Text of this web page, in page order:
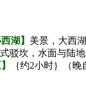
湖】 美景，大西
驳坎，水面与陆
｛约2小时｝（